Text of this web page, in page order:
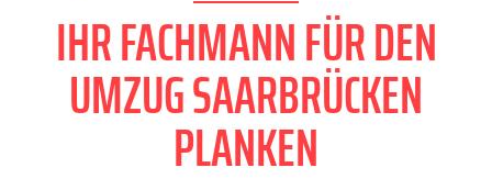
IHR FACHMANN FÜR DEN
UMZUG SAARBRÜCKEN
PLANKEN